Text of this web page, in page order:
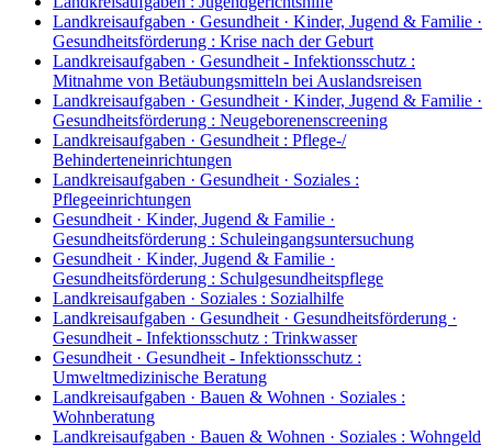
Landkreisaufgaben · Gesundheit · Kinder, Jugend & Familie ·
Gesundheitsförderung : Krise nach der Geburt
Landkreisaufgaben · Gesundheit - Infektionsschutz :
Mitnahme von Betäubungsmitteln bei Auslandsreisen
Landkreisaufgaben · Gesundheit · Kinder, Jugend & Familie ·
Gesundheitsförderung : Neugeborenenscreening
Landkreisaufgaben · Gesundheit : Pflege-/
Behinderteneinrichtungen
Landkreisaufgaben · Gesundheit · Soziales :
Pflegeeinrichtungen
Gesundheit · Kinder, Jugend & Familie ·
Gesundheitsförderung : Schuleingangsuntersuchung
Gesundheit · Kinder, Jugend & Familie ·
Gesundheitsförderung : Schulgesundheitspflege
Landkreisaufgaben · Soziales : Sozialhilfe
Landkreisaufgaben · Gesundheit · Gesundheitsförderung ·
Gesundheit - Infektionsschutz : Trinkwasser
Gesundheit · Gesundheit - Infektionsschutz :
Umweltmedizinische Beratung
Landkreisaufgaben · Bauen & Wohnen · Soziales :
Wohnberatung
Landkreisaufgaben · Bauen & Wohnen · Soziales : Wohngeld